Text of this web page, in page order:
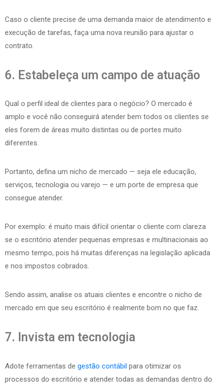
Caso o cliente precise de uma demanda maior de atendimento e
execução de tarefas, faça uma nova reunião para ajustar o
contrato.
6. Estabeleça um campo de atuação
Qual o perfil ideal de clientes para o negócio? O mercado é
amplo e você não conseguirá atender bem todos os clientes se
eles forem de áreas muito distintas ou de portes muito
diferentes.
Portanto, defina um nicho de mercado — seja ele educação,
serviços, tecnologia ou varejo — e um porte de empresa que
consegue atender.
Por exemplo: é muito mais difícil orientar o cliente com clareza
se o escritório atender pequenas empresas e multinacionais ao
mesmo tempo, pois há muitas diferenças na legislação aplicada
e nos impostos cobrados.
Sendo assim, analise os atuais clientes e encontre o nicho de
mercado em que seu escritório é realmente bom no que faz.
7. Invista em tecnologia
Adote ferramentas de gestão contábil para otimizar os
processos do escritório e atender todas as demandas dentro do